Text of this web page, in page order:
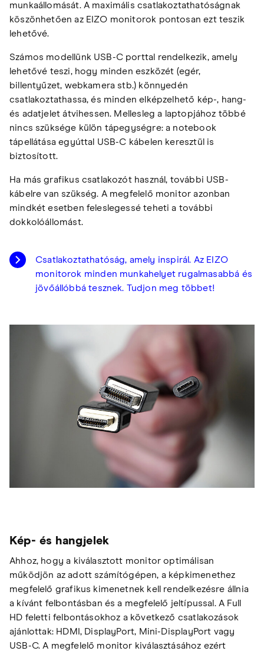
munkaállomását. A maximális csatlakoztathatóságnak
köszönhetően az EIZO monitorok pontosan ezt teszik
lehetővé.
Számos modellünk USB-C porttal rendelkezik, amely
lehetővé teszi, hogy minden eszközét (egér,
billentyűzet, webkamera stb.) könnyedén
csatlakoztathassa, és minden elképzelhető kép-, hang-
és adatjelet átvihessen. Mellesleg a laptopjához többé
nincs szüksége külön tápegységre: a notebook
tápellátása egyúttal USB-C kábelen keresztül is
biztosított.
Ha más grafikus csatlakozót használ, további USB-
kábelre van szükség. A megfelelő monitor azonban
mindkét esetben feleslegessé teheti a további
dokkolóállomást.
Csatlakoztathatóság, amely inspirál. Az EIZO
monitorok minden munkahelyet rugalmasabbá és
jövőállóbbá tesznek. Tudjon meg többet!
Kép- és hangjelek
Ahhoz, hogy a kiválasztott monitor optimálisan
működjön az adott számítógépen, a képkimenethez
megfelelő grafikus kimenetnek kell rendelkezésre állnia
a kívánt felbontásban és a megfelelő jeltípussal. A Full
HD feletti felbontásokhoz a következő csatlakozások
ajánlottak: HDMI, DisplayPort, Mini-DisplayPort vagy
USB-C. A megfelelő monitor kiválasztásához ezért